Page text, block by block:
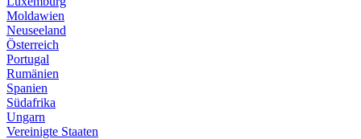
Moldawien
Neuseeland
Österreich
Portugal
Rumänien
Spanien
Südafrika
Ungarn
Vereinigte Staaten